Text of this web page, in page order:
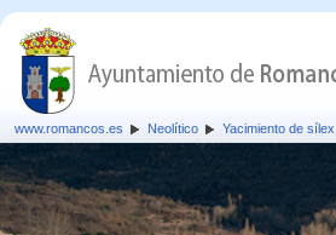
www.romancos.es Neolítico Yacimiento de sílex